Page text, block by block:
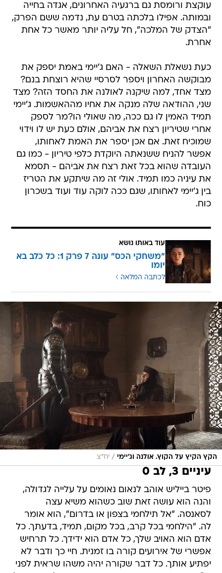
עוקצת ורומסת גם ברגעיה האחרונים, אגדה בחייה
ובמותה. אפילו בלכתה בטרם עת, נדמה ששם הפרק,
"הצדק של המלכה", חל עליה יותר מאשר כל אחת
אחרת.
כעת נשאלת השאלה - האם ג'יימי באמת יספק את
מבוקשה האחרון ויספר לסרסיי שהיא רוצחת בנם?
מצד אחד, למה שיקנה לאולנה את החסד הזה? מצד
שני, ההודאה שלה מנקה את אחיו מההאשמות. ג'יימי
תמיד האמין לו גם ככה, מה שאולי הו?מר לספק
אחרי שטיריון רצח את אביהם, אולם כעת יש לו וידוי
שמוכיח זאת. אם אכן יספר את האמת לאחותו,
אפשר להניח ששנאתה היוקדת כלפי טיריון - כמו גם
העובדה שהוא בכל זאת רצח את אביהם - תסמא
את עיניה כמו תמיד. אולי זה מה שיתקע את הטריז
בין ג'יימי לאחותו, שגם ככה לוקה עוד ועוד בשכרון
כוח.
עוד באותו נושא
"משחקי הכס" עונה 7 פרק 1: כל כלב בא
יומו
לכתבה המלאה
הקץ הקיץ על הקוץ. אולנה וג'יימי / יח"צ
עיניים 3, לב 0
פיטר בייליש אוהב לנאום נאומים על עלייה לגדולה,
והנה הוא עושה זאת שוב כשהוא משיא עצה
לסאנסה. "אל תילחמי בצפון או בדרום", הוא אומר
לה. "הילחמי בכל קרב, בכל מקום, תמיד, בדעתך. כל
אדם הוא האויב שלך, כל אדם הוא ידידך. כל תרחיש
אפשרי של אירועים קורה בו זמנית. חיי כך ודבר לא
יפתיע אותך. כל דבר שקורה יהיה משהו שראית לפני